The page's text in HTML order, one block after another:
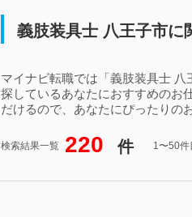
義肢装具士 八王子市に
マイナビ転職では「義肢装具士
探しているあなたにおすすめのお
だけるので、あなたにぴったりの
検索結果一覧 220 件 1〜50件